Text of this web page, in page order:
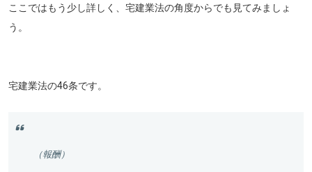
ここではもう少し詳しく、宅建業法の角度からでも見てみましょ
う。
宅建業法の46条です。
（報酬）